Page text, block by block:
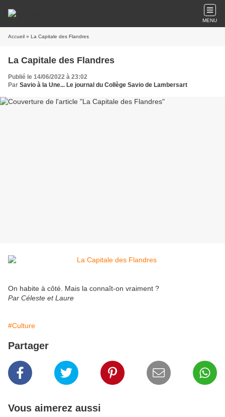
MENU
Accueil » La Capitale des Flandres
La Capitale des Flandres
Publié le 14/06/2022 à 23:02
Par Savio à la Une... Le journal du Collège Savio de Lambersart
On habite à côté. Mais la connaît-on vraiment ?
Par Céleste et Laure
#Culture
Partager
Vous aimerez aussi